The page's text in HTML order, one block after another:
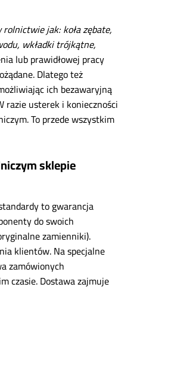
jak: koła zębate,
wkładki trójkątne,
lub prawidłowej pracy
Dlatego też
ich bezawaryjną
razie usterek i konieczności
To przede wszystkim
sklepie
to gwarancja
do swoich
zamienniki).
klientów. Na specjalne
zamówionych
czasie. Dostawa zajmuje